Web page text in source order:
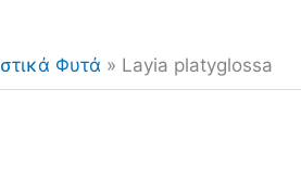
Φυτά » Layia platyglossa